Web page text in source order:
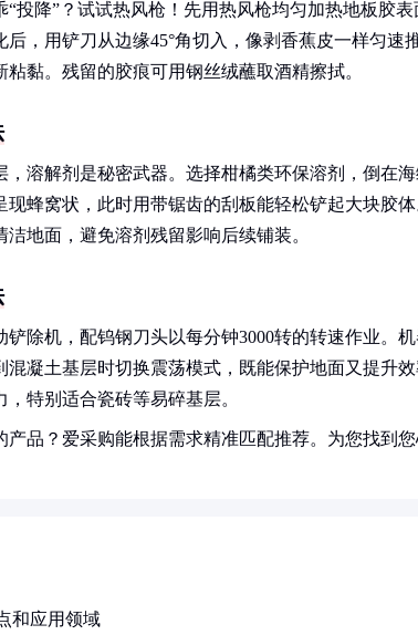
“投降”？试试热风枪！先用热风枪均匀加热地板胶
，用铲刀从边缘45°角切入，像剥香蕉皮一样匀速
黏。残留的胶痕可用钢丝绒蘸取酒精擦拭。
，溶解剂是秘密武器。选择柑橘类环保溶剂，倒在
现蜂窝状，此时用带锯齿的刮板能轻松铲起大块胶
洁地面，避免溶剂残留影响后续铺装。
铲除机，配钨钢刀头以每分钟3000转的转速作业。
混凝土基层时切换震荡模式，既能保护地面又提升
特别适合瓷砖等易碎基层。
产品？爱采购能根据需求精准匹配推荐。为您找到
和应用领域